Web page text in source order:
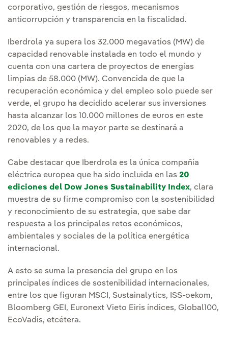
corporativo, gestión de riesgos, mecanismos
anticorrupción y transparencia en la fiscalidad.
Iberdrola ya supera los 32.000 megavatios (MW) de
capacidad renovable instalada en todo el mundo y
cuenta con una cartera de proyectos de energías
limpias de 58.000 (MW). Convencida de que la
recuperación económica y del empleo solo puede ser
verde, el grupo ha decidido acelerar sus inversiones
hasta alcanzar los 10.000 millones de euros en este
2020, de los que la mayor parte se destinará a
renovables y a redes.
Cabe destacar que Iberdrola es la única compañía
eléctrica europea que ha sido incluida en las 20
ediciones del Dow Jones Sustainability Index, clara
muestra de su firme compromiso con la sostenibilidad
y reconocimiento de su estrategia, que sabe dar
respuesta a los principales retos económicos,
ambientales y sociales de la política energética
internacional.
A esto se suma la presencia del grupo en los
principales índices de sostenibilidad internacionales,
entre los que figuran MSCI, Sustainalytics, ISS-oekom,
Bloomberg GEI, Euronext Vieto Eiris índices, Global100,
EcoVadis, etcétera.